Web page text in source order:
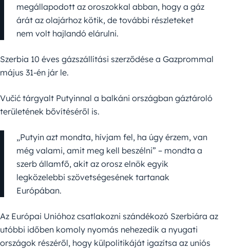
megállapodott az oroszokkal abban, hogy a gáz
árát az olajárhoz kötik, de további részleteket
nem volt hajlandó elárulni.
Szerbia 10 éves gázszállítási szerződése a Gazprommal
május 31-én jár le.
Vučić tárgyalt Putyinnal a balkáni országban gáztároló
területének bővítéséről is.
„Putyin azt mondta, hívjam fel, ha úgy érzem, van
még valami, amit meg kell beszélni” – mondta a
szerb államfő, akit az orosz elnök egyik
legközelebbi szövetségesének tartanak
Európában.
Az Európai Unióhoz csatlakozni szándékozó Szerbiára az
utóbbi időben komoly nyomás nehezedik a nyugati
országok részéről, hogy külpolitikáját igazítsa az uniós